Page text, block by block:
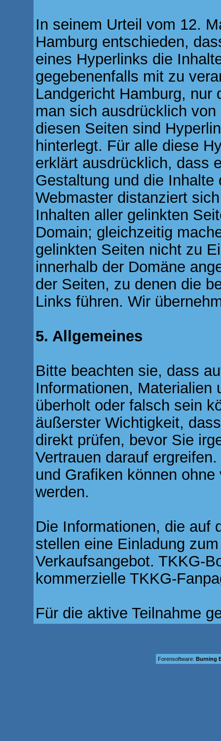
In seinem Urteil vom 12.
Hamburg entschieden,
eines Hyperlinks die
gegebenenfalls mit zu
Landgericht Hamburg, nur
man sich ausdrücklich
diesen Seiten sind
hinterlegt. Für alle diese
erklärt ausdrücklich, dass
Gestaltung und die
Webmaster distanziert
Inhalten aller gelinkten
Domain; gleichzeitig
gelinkten Seiten nicht zu
innerhalb der Domäne
der Seiten, zu denen die
Links führen. Wir
5. Allgemeines
Bitte beachten sie, dass
Informationen, Materialien
überholt oder falsch sein
äußerster Wichtigkeit,
direkt prüfen, bevor Sie
Vertrauen darauf
und Grafiken können
werden.
Die Informationen, die auf
stellen eine Einladung
Verkaufsangebot. TKKG-
kommerzielle TKKG-
Für die aktive Teilnahme
Forensoftware: Burning